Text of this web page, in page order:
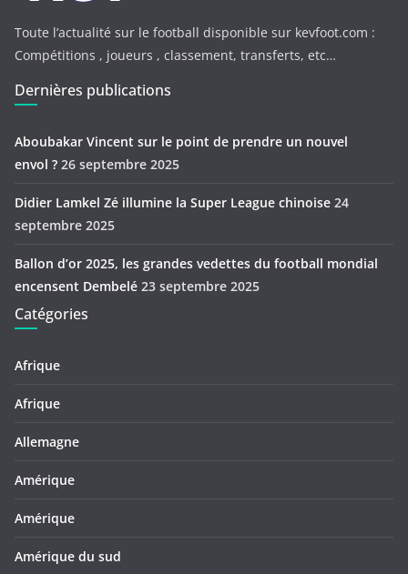
Toute l’actualité sur le football disponible sur kevfoot.com :
Compétitions , joueurs , classement, transferts, etc…
Dernières publications
Aboubakar Vincent sur le point de prendre un nouvel
envol ? 26 septembre 2025
Didier Lamkel Zé illumine la Super League chinoise 24
septembre 2025
Ballon d’or 2025, les grandes vedettes du football mondial
encensent Dembelé 23 septembre 2025
Catégories
Afrique
Afrique
Allemagne
Amérique
Amérique
Amérique du sud